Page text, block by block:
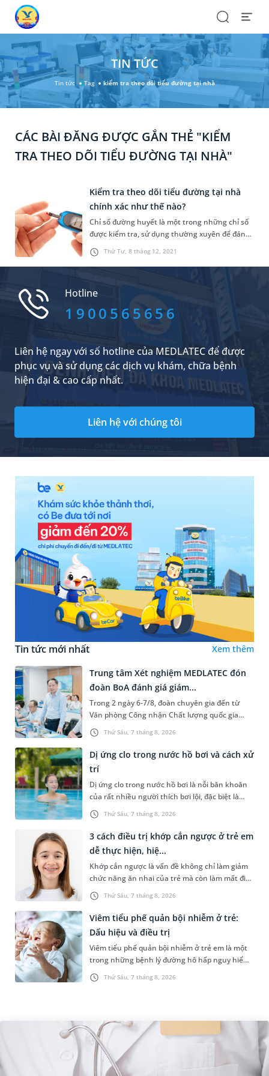
SearchOpen
TIN TỨC
Tin tức Tag kiểm tra theo dõi tiểu đường tại nhà
CÁC BÀI ĐĂNG ĐƯỢC GẮN THẺ "KIỂM
TRA THEO DÕI TIỂU ĐƯỜNG TẠI NHÀ"
Thứ Tư, 8 tháng 12, 2021
Kiểm tra theo dõi tiểu đường tại nhà
chính xác như thế nào?
Chỉ số đường huyết là một trong những chỉ số
được kiểm tra, sử dụng thường xuyên để đánh
giá tình trạng sức khỏe cũng như kịp thời phát
hiện các biến chứng nguy hiểm. Vậy những ai
nên kiểm tra theo dõi tiểu đường tại nhà và
Hotline
1900565656
Liên hệ ngay với số hotline của MEDLATEC để được
phục vụ và sử dụng các dịch vụ khám, chữa bệnh
hiện đại & cao cấp nhất.
Liên hệ với chúng tôi
Tin tức mới nhất Xem thêm
Thứ Sáu, 7 tháng 8, 2026
Trung tâm Xét nghiệm MEDLATEC đón
đoàn BoA đánh giá giám...
Trong 2 ngày 6-7/8, đoàn chuyên gia đến từ
Văn phòng Công nhận Chất lượng quốc gia
(BoA) đã ghi nhận và đánh giá cao nỗ lực duy trì
hệ thống quản lý chất lượ...
Thứ Sáu, 7 tháng 8, 2026
Dị ứng clo trong nước hồ bơi và cách xử
trí
Dị ứng clo trong nước hồ bơi là nỗi băn khoăn
của rất nhiều người thích bơi lội, đặc biệt là
những trường hợp thường xuyên bơi ở những
hồ bơi nhân tạo. Bài v...
Thứ Sáu, 7 tháng 8, 2026
3 cách điều trị khớp cắn ngược ở trẻ em
dễ thực hiện, hiệ...
Khớp cắn ngược là vấn đề không chỉ làm giảm
chức năng ăn nhai của trẻ mà còn làm mất đi
sự cân đối của khuôn mặt. Do đó, cần khắc
phục sớm tình trạng này để...
Thứ Sáu, 7 tháng 8, 2026
Viêm tiểu phế quản bội nhiễm ở trẻ:
Dấu hiệu và điều trị
Viêm tiểu phế quản bội nhiễm ở trẻ em là một
trong những bệnh lý đường hô hấp nguy hiểm,
thường bùng phát vào thời điểm giao mùa. Khi
những tổn thương ban đầ...